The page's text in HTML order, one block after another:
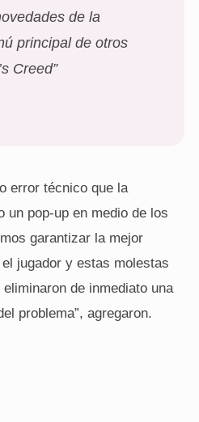
de la
principal de otros
Creed”
error técnico que la
un pop-up en medio de los
garantizar la mejor
jugador y estas molestas
de inmediato una
problema”, agregaron.